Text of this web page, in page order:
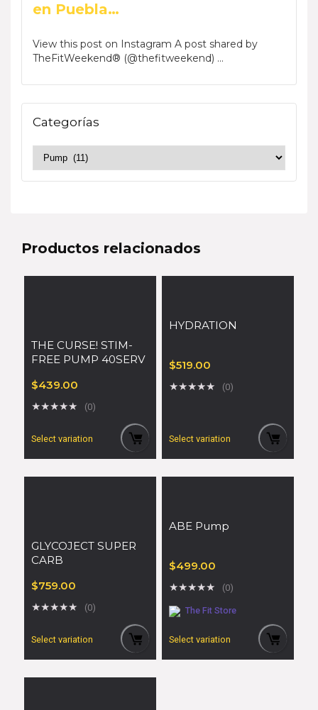
en Puebla…
View this post on Instagram A post shared by
TheFitWeekend® (@thefitweekend) ...
Categorías
Productos relacionados
THE CURSE! STIM-
FREE PUMP 40SERV
$439.00
★★★★★ (0)
Select variation
HYDRATION
$519.00
★★★★★ (0)
Select variation
GLYCOJECT SUPER
CARB
$759.00
★★★★★ (0)
Select variation
ABE Pump
$499.00
★★★★★ (0)
The Fit Store
Select variation